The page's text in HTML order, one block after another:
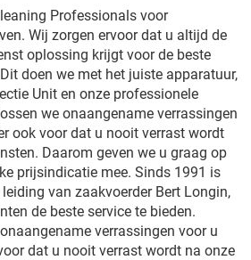
Professionals voor
Wij zorgen ervoor dat u altijd de
oplossing krijgt voor de beste
doen we met het juiste apparatuur,
Unit en onze professionele
we onaangename verrassingen
ook voor dat u nooit verrast wordt
Daarom geven we u graag op
prijsindicatie mee. Sinds 1991 is
van zaakvoerder Bert Longin,
de beste service te bieden.
verrassingen voor u
dat u nooit verrast wordt na onze